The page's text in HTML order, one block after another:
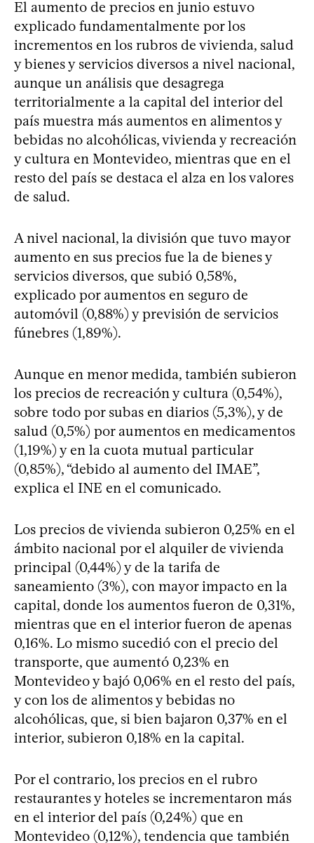
El aumento de precios en junio estuvo
explicado fundamentalmente por los
incrementos en los rubros de vivienda, salud
y bienes y servicios diversos a nivel nacional,
aunque un análisis que desagrega
territorialmente a la capital del interior del
país muestra más aumentos en alimentos y
bebidas no alcohólicas, vivienda y recreación
y cultura en Montevideo, mientras que en el
resto del país se destaca el alza en los valores
de salud.
A nivel nacional, la división que tuvo mayor
aumento en sus precios fue la de bienes y
servicios diversos, que subió 0,58%,
explicado por aumentos en seguro de
automóvil (0,88%) y previsión de servicios
fúnebres (1,89%).
Aunque en menor medida, también subieron
los precios de recreación y cultura (0,54%),
sobre todo por subas en diarios (5,3%), y de
salud (0,5%) por aumentos en medicamentos
(1,19%) y en la cuota mutual particular
(0,85%), “debido al aumento del IMAE”,
explica el INE en el comunicado.
Los precios de vivienda subieron 0,25% en el
ámbito nacional por el alquiler de vivienda
principal (0,44%) y de la tarifa de
saneamiento (3%), con mayor impacto en la
capital, donde los aumentos fueron de 0,31%,
mientras que en el interior fueron de apenas
0,16%. Lo mismo sucedió con el precio del
transporte, que aumentó 0,23% en
Montevideo y bajó 0,06% en el resto del país,
y con los de alimentos y bebidas no
alcohólicas, que, si bien bajaron 0,37% en el
interior, subieron 0,18% en la capital.
Por el contrario, los precios en el rubro
restaurantes y hoteles se incrementaron más
en el interior del país (0,24%) que en
Montevideo (0,12%), tendencia que también